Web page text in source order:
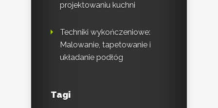
projektowaniu kuchni
Techniki wykończeniowe:
Malowanie, tapetowanie i
układanie podłóg
Tagi